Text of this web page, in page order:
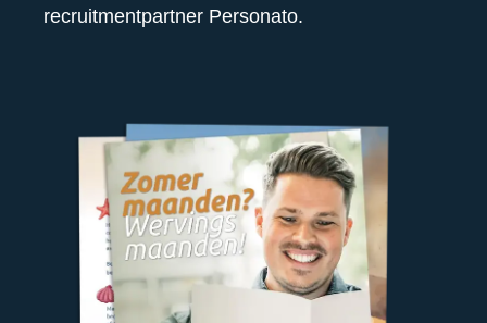
recruitmentpartner Personato.